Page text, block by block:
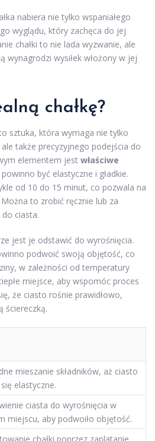
nabiera nie tylko wspaniałego
wyglądu, który zachęca do jej
chałki to nie lada wyzwanie, ale
wynagrodzi wysiłek włożony w jej
chałkę?
sztuka, która wymaga nie tylko
także precyzyjnego podejścia do
elementem jest właściwe
być elastyczne i gładkie.
od 10 do 15 minut, co pozwala na
to zrobić ręcznie lub za
ciasta.
jest je odstawić do wyrośnięcia.
podwoić swoją objętość, co
w zależności od temperatury
miejsce, aby wspomóc proces
że ciasto rośnie prawidłowo,
ściereczką.
mieszanie składników, aż ciasto
elastyczne.
ciasta do wyrośnięcia w
miejscu, aby podwoiło objętość.